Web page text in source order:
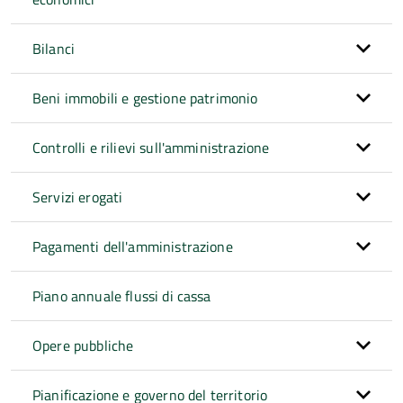
Bilanci
Beni immobili e gestione patrimonio
Controlli e rilievi sull'amministrazione
Servizi erogati
Pagamenti dell'amministrazione
Piano annuale flussi di cassa
Opere pubbliche
Pianificazione e governo del territorio